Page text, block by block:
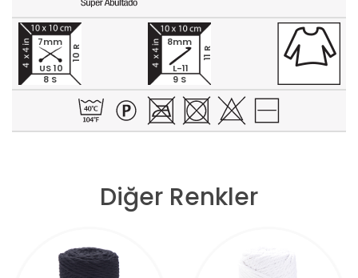
8 S
10 R
7mm
US 10
9 S
11 R
8mm
L-11
Diğer Renkler